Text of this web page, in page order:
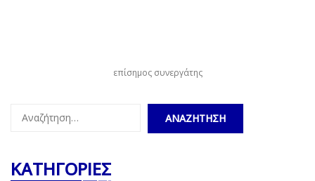
επίσημος συνεργάτης
Αναζήτηση
ΚΑΤΗΓΟΡΙΕΣ